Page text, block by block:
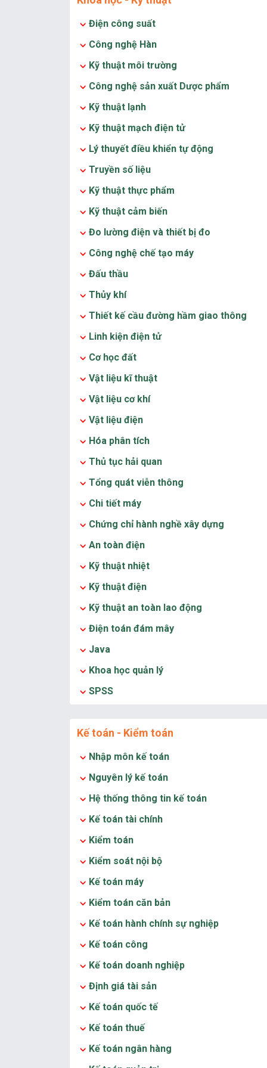
Điện công suất
Công nghệ Hàn
Kỹ thuật môi trường
Công nghệ sản xuất Dược phẩm
Kỹ thuật lạnh
Kỹ thuật mạch điện tử
Lý thuyết điều khiển tự động
Truyền số liệu
Kỹ thuật thực phẩm
Kỹ thuật cảm biến
Đo lường điện và thiết bị đo
Công nghệ chế tạo máy
Đấu thầu
Thủy khí
Thiết kế cầu đường hầm giao thông
Linh kiện điện tử
Cơ học đất
Vật liệu kĩ thuật
Vật liệu cơ khí
Vật liệu điện
Hóa phân tích
Thủ tục hải quan
Tổng quát viễn thông
Chi tiết máy
Chứng chỉ hành nghề xây dựng
An toàn điện
Kỹ thuật nhiệt
Kỹ thuật điện
Kỹ thuật an toàn lao động
Điện toán đám mây
Java
Khoa học quản lý
SPSS
Kế toán - Kiểm toán
Nhập môn kế toán
Nguyên lý kế toán
Hệ thống thông tin kế toán
Kế toán tài chính
Kiểm toán
Kiểm soát nội bộ
Kế toán máy
Kiểm toán căn bản
Kế toán hành chính sự nghiệp
Kế toán công
Kế toán doanh nghiệp
Định giá tài sản
Kế toán quốc tế
Kế toán thuế
Kế toán ngân hàng